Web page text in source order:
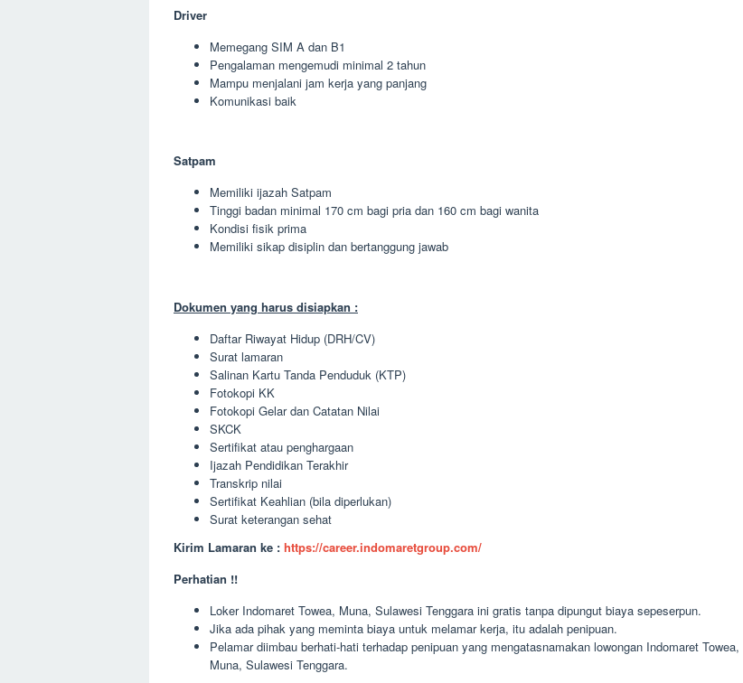
Driver
Memegang SIM A dan B1
Pengalaman mengemudi minimal 2 tahun
Mampu menjalani jam kerja yang panjang
Komunikasi baik
Satpam
Memiliki ijazah Satpam
Tinggi badan minimal 170 cm bagi pria dan 160 cm bagi wanita
Kondisi fisik prima
Memiliki sikap disiplin dan bertanggung jawab
Dokumen yang harus disiapkan :
Daftar Riwayat Hidup (DRH/CV)
Surat lamaran
Salinan Kartu Tanda Penduduk (KTP)
Fotokopi KK
Fotokopi Gelar dan Catatan Nilai
SKCK
Sertifikat atau penghargaan
Ijazah Pendidikan Terakhir
Transkrip nilai
Sertifikat Keahlian (bila diperlukan)
Surat keterangan sehat
Kirim Lamaran ke : https://career.indomaretgroup.com/
Perhatian !!
Loker Indomaret Towea, Muna, Sulawesi Tenggara ini gratis tanpa dipungut biaya sepeserpun.
Jika ada pihak yang meminta biaya untuk melamar kerja, itu adalah penipuan.
Pelamar diimbau berhati-hati terhadap penipuan yang mengatasnamakan lowongan Indomaret Towea,
Muna, Sulawesi Tenggara.